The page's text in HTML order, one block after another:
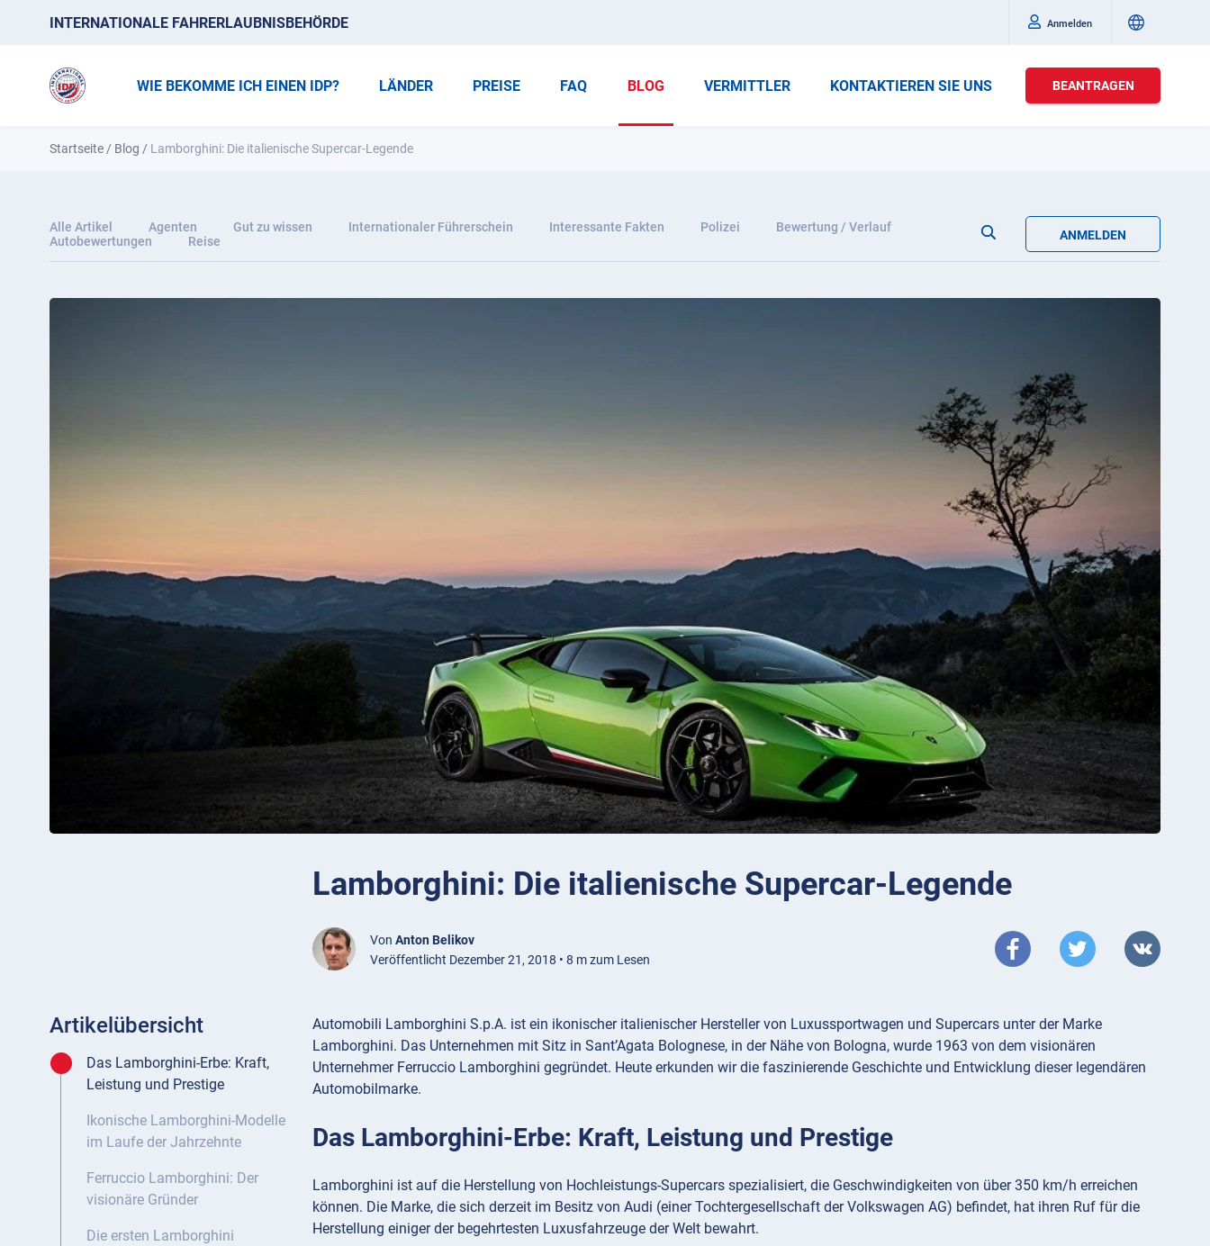
INTERNATIONALE FAHRERLAUBNISBEHÖRDE Anmelden
WIE BEKOMME ICH EINEN IDP? LÄNDER PREISE FAQ BLOG VERMITTLER KONTAKTIEREN SIE UNS BEANTRAGEN
Startseite / Blog / Lamborghini: Die italienische Supercar-Legende
Alle Artikel Agenten Gut zu wissen Internationaler Führerschein Interessante Fakten Polizei
Bewertung / Verlauf
Autobewertungen
Reise ANMELDEN
Lamborghini: Die italienische Supercar-Legende
Von Anton Belikov
Veröffentlicht Dezember 21, 2018 • 8 m zum Lesen
Artikelübersicht
Das Lamborghini-Erbe: Kraft,
Leistung und Prestige
Ikonische Lamborghini-Modelle
im Laufe der Jahrzehnte
Ferruccio Lamborghini: Der
visionäre Gründer
Die ersten Lamborghini
Automobili Lamborghini S.p.A. ist ein ikonischer italienischer Hersteller von Luxussportwagen und Supercars unter der Marke
Lamborghini. Das Unternehmen mit Sitz in Sant’Agata Bolognese, in der Nähe von Bologna, wurde 1963 von dem visionären
Unternehmer Ferruccio Lamborghini gegründet. Heute erkunden wir die faszinierende Geschichte und Entwicklung dieser legendären
Automobilmarke.
Das Lamborghini-Erbe: Kraft, Leistung und Prestige
Lamborghini ist auf die Herstellung von Hochleistungs-Supercars spezialisiert, die Geschwindigkeiten von über 350 km/h erreichen
können. Die Marke, die sich derzeit im Besitz von Audi (einer Tochtergesellschaft der Volkswagen AG) befindet, hat ihren Ruf für die
Herstellung einiger der begehrtesten Luxusfahrzeuge der Welt bewahrt.